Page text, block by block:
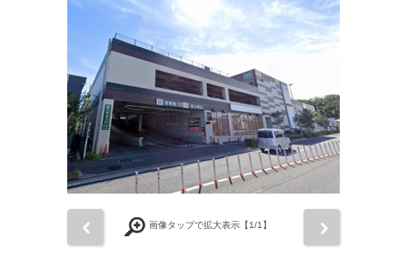
画像タップで拡大表示【1/1】